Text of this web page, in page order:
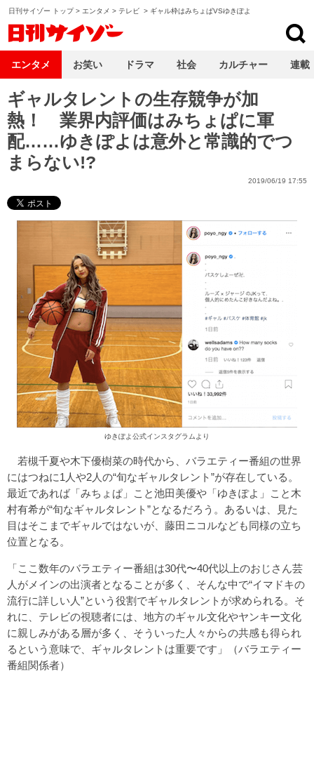
日刊サイゾー トップ> エンタメ > テレビ > ギャル枠はみちょぱVSゆきぽよ
ギャルタレントの生存競争が加
熱！ 業界内評価はみちょぱに軍
配……ゆきぽよは意外と常識的でつ
まらない!?
2019/06/19 17:55
ゆきぽよ公式インスタグラムより
若槻千夏や木下優樹菜の時代から、バラエティー番組の世界
にはつねに1人や2人の“旬なギャルタレント”が存在している。
最近であれば「みちょぱ」こと池田美優や「ゆきぽよ」こと木
村有希が“旬なギャルタレント”となるだろう。あるいは、見た
目はそこまでギャルではないが、藤田ニコルなども同様の立ち
位置となる。
「ここ数年のバラエティー番組は30代〜40代以上のおじさん芸
人がメインの出演者となることが多く、そんな中で“イマドキの
流行に詳しい人”という役割でギャルタレントが求められる。そ
れに、テレビの視聴者には、地方のギャル文化やヤンキー文化
に親しみがある層が多く、そういった人々からの共感も得られ
るという意味で、ギャルタレントは重要です」（バラエティー
番組関係者）
エンタメ お笑い ドラマ 社会 カルチャー 連載